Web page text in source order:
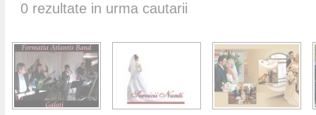
0 rezultate in urma cautarii